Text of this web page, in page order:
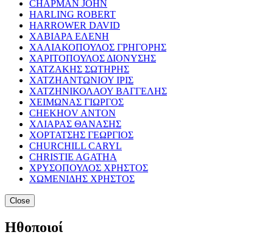
CHAPMAN JOHN
HARLING ROBERT
HARROWER DAVID
ΧΑΒΙΑΡΑ ΕΛΕΝΗ
ΧΑΛΙΑΚΟΠΟΥΛΟΣ ΓΡΗΓΟΡΗΣ
ΧΑΡΙΤΟΠΟΥΛΟΣ ΔΙΟΝΥΣΗΣ
ΧΑΤΖΑΚΗΣ ΣΩΤΗΡΗΣ
ΧΑΤΖΗΑΝΤΩΝΙΟΥ ΙΡΙΣ
ΧΑΤΖΗΝΙΚΟΛΑΟΥ ΒΑΓΓΕΛΗΣ
ΧΕΙΜΩΝΑΣ ΓΙΩΡΓΟΣ
CHEKHOV ANTON
ΧΛΙΑΡΑΣ ΘΑΝΑΣΗΣ
ΧΟΡΤΑΤΣΗΣ ΓΕΩΡΓΙΟΣ
CHURCHILL CARYL
CHRISTIE AGATHA
ΧΡΥΣΟΠΟΥΛΟΣ ΧΡΗΣΤΟΣ
ΧΩΜΕΝΙΔΗΣ ΧΡΗΣΤΟΣ
Close
Ηθοποιοί